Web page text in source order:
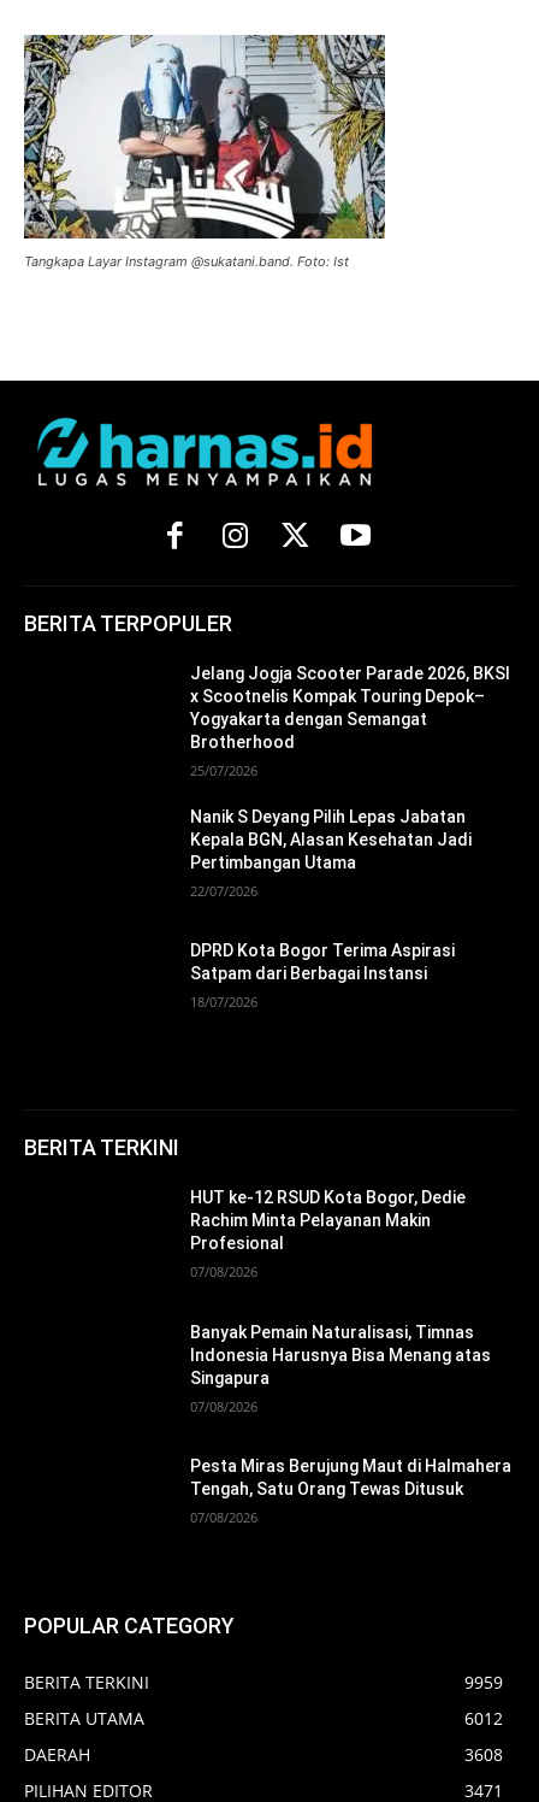
Tangkapa Layar Instagram @sukatani.band. Foto: Ist
BERITA TERPOPULER
Jelang Jogja Scooter Parade 2026, BKSI
x Scootnelis Kompak Touring Depok–
Yogyakarta dengan Semangat
Brotherhood
25/07/2026
Nanik S Deyang Pilih Lepas Jabatan
Kepala BGN, Alasan Kesehatan Jadi
Pertimbangan Utama
22/07/2026
DPRD Kota Bogor Terima Aspirasi
Satpam dari Berbagai Instansi
18/07/2026
BERITA TERKINI
HUT ke-12 RSUD Kota Bogor, Dedie
Rachim Minta Pelayanan Makin
Profesional
07/08/2026
Banyak Pemain Naturalisasi, Timnas
Indonesia Harusnya Bisa Menang atas
Singapura
07/08/2026
Pesta Miras Berujung Maut di Halmahera
Tengah, Satu Orang Tewas Ditusuk
07/08/2026
POPULAR CATEGORY
BERITA TERKINI
9959
BERITA UTAMA
6012
DAERAH
3608
PILIHAN EDITOR
3471